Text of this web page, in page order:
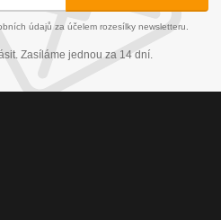
údajů za účelem rozesílky newsletteru.
Zasíláme jednou za 14 dní.